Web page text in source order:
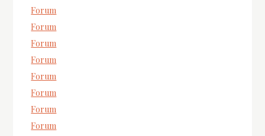
Forum
Forum
Forum
Forum
Forum
Forum
Forum
Forum